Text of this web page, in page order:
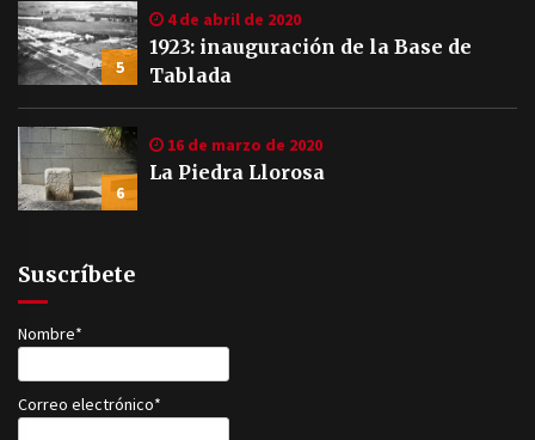
5
4 de abril de 2020
1923: inauguración de la Base de
Tablada
6
16 de marzo de 2020
La Piedra Llorosa
Suscríbete
Nombre*
Correo electrónico*